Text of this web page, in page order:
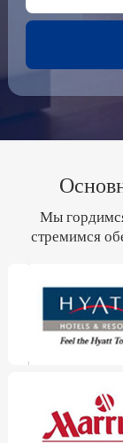
Мы
стремимся